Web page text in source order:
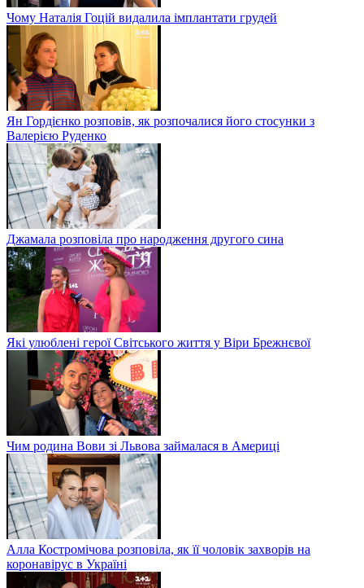
Чому Наталія Гоцій видалила імплантати грудей
Ян Гордієнко розповів, як розпочалися його стосунки з
Валерією Руденко
Джамала розповіла про народження другого сина
Які улюблені герої Світського життя у Віри Брежнєвої
Чим родина Вови зі Львова займалася в Америці
Алла Костромічова розповіла, як її чоловік захворів на
коронавірус в Україні